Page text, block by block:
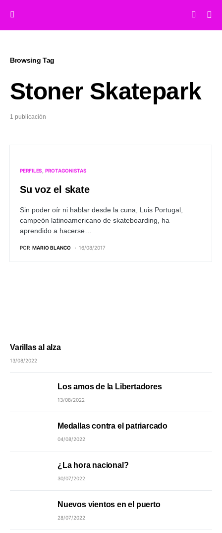
Browsing Tag
Stoner Skatepark
1 publicación
PERFILES PROTAGONISTAS
Su voz el skate
Sin poder oír ni hablar desde la cuna, Luis Portugal,
campeón latinoamericano de skateboarding, ha
aprendido a hacerse…
POR MARIO BLANCO 16/08/2017
Varillas al alza
13/08/2022
Los amos de la Libertadores
13/08/2022
Medallas contra el patriarcado
04/08/2022
¿La hora nacional?
30/07/2022
Nuevos vientos en el puerto
28/07/2022